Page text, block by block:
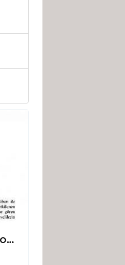
Gaziantep’te fırtına sonrası okullar tatil edildi